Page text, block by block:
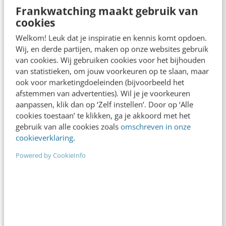
Frankwatching maakt gebruik van
cookies
Welkom! Leuk dat je inspiratie en kennis komt opdoen.
Wij, en derde partijen, maken op onze websites gebruik
van cookies. Wij gebruiken cookies voor het bijhouden
van statistieken, om jouw voorkeuren op te slaan, maar
ook voor marketingdoeleinden (bijvoorbeeld het
afstemmen van advertenties). Wil je je voorkeuren
aanpassen, klik dan op ‘Zelf instellen’. Door op ‘Alle
cookies toestaan’ te klikken, ga je akkoord met het
gebruik van alle cookies zoals omschreven in onze
cookieverklaring.
Powered by CookieInfo
ONLINE MASTERCLASS
De nieuwe SEO- & GEO-
spelregels
In 2,5 uur van Google-first naar AI-first: zo wordt je